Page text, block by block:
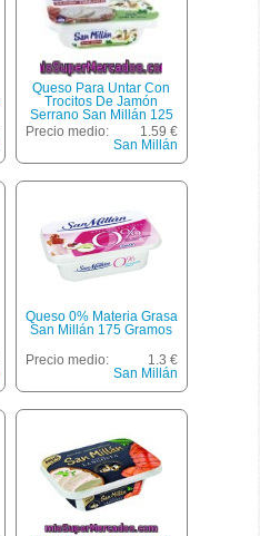
Queso Para Untar Con
Trocitos De Jamón
Serrano San Millán 125
Gramos
Precio medio:
1.59 €
San Millán
Queso 0% Materia Grasa
San Millán 175 Gramos
Precio medio:
1.3 €
San Millán